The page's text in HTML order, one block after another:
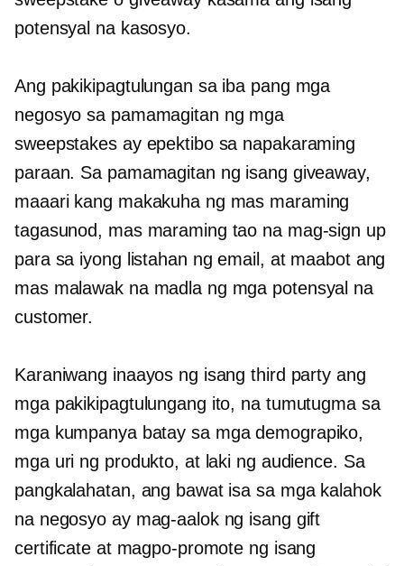
potensyal na kasosyo.
Ang pakikipagtulungan sa iba pang mga
negosyo sa pamamagitan ng mga
sweepstakes ay epektibo sa napakaraming
paraan. Sa pamamagitan ng isang giveaway,
maaari kang makakuha ng mas maraming
tagasunod, mas maraming tao na mag-sign up
para sa iyong listahan ng email, at maabot ang
mas malawak na madla ng mga potensyal na
customer.
Karaniwang inaayos ng isang third party ang
mga pakikipagtulungang ito, na tumutugma sa
mga kumpanya batay sa mga demograpiko,
mga uri ng produkto, at laki ng audience. Sa
pangkalahatan, ang bawat isa sa mga kalahok
na negosyo ay mag-aalok ng isang gift
certificate at magpo-promote ng isang